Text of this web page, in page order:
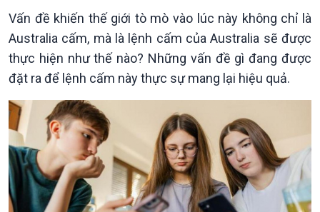
Quốc hội với cử tri
Xây dựng đảng
Đảng trong cuộc sống
Nhận diện sự thật
Pháp luật và đời sống
Hồ sơ sự kiện quốc tế
Thế giới & Việt Nam
Biên cương - Một dải vững
bền
Kinh tế
Tin Kinh tế
Trước giờ mở cửa
Nông nghiệp & Biển đảo
Tin Nông nghiệp & Biển
đảo
Vấn đề khiến thế giới tò mò vào lúc này không chỉ là
Australia cấm, mà là lệnh cấm của Australia sẽ được
thực hiện như thế nào? Những vấn đề gì đang được
đặt ra để lệnh cấm này thực sự mang lại hiệu quả.